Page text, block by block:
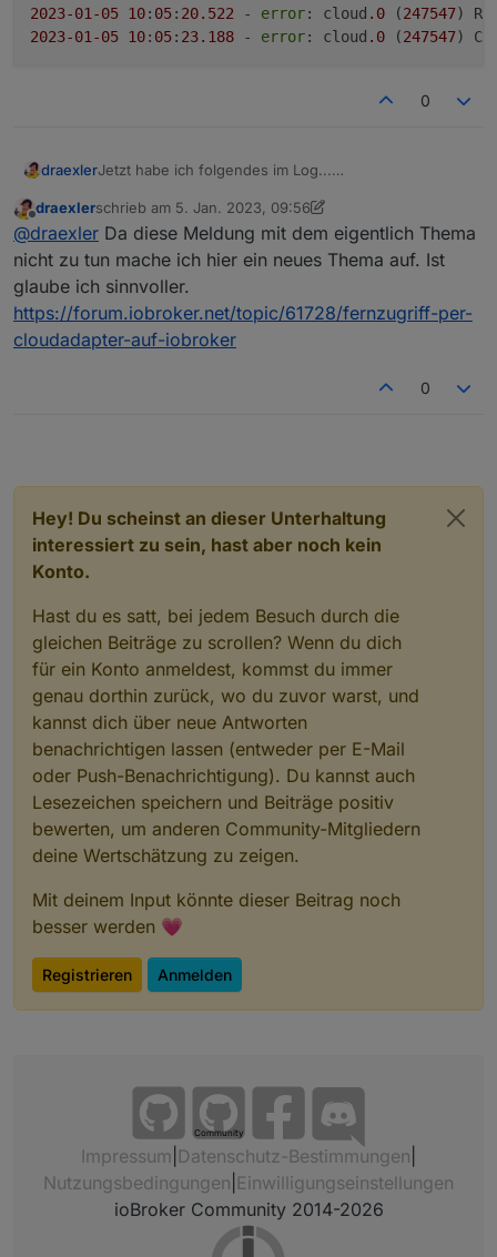
2023-01 -05 10: 05: 20.522 - error: cloud .0 (247547)
2023-01 -05 10: 05: 23.188 - error: cloud .0 (247547)
0
draexlerJetzt habe ich folgendes im Log...
2023-01-05 09:17:50.372 - error: cloud.0
2023-01-05 09:18:20.517 - error: cloud.0
2023-01-05 10:05:20.522 - error: cloud.0
Offline
draexlerschrieb am 5. Jan. 2023, 09:56
zuletzt editiert von draexler1. Mai 2023, 11:07
@draexler Da diese Meldung mit dem eigentlich Thema
nicht zu tun mache ich hier ein neues Thema auf. Ist
glaube ich sinnvoller.
https://forum.iobroker.net/topic/61728/fernzugriff-per-
cloudadapter-auf-iobroker
0
Hey! Du scheinst an dieser Unterhaltung
interessiert zu sein, hast aber noch kein
Konto.
Hast du es satt, bei jedem Besuch durch die
gleichen Beiträge zu scrollen? Wenn du dich
für ein Konto anmeldest, kommst du immer
genau dorthin zurück, wo du zuvor warst, und
kannst dich über neue Antworten
benachrichtigen lassen (entweder per E-Mail
oder Push-Benachrichtigung). Du kannst auch
Lesezeichen speichern und Beiträge positiv
bewerten, um anderen Community-Mitgliedern
deine Wertschätzung zu zeigen.
Mit deinem Input könnte dieser Beitrag noch
besser werden 💗
Registrieren Anmelden
Community
Impressum Datenschutz-Bestimmungen
Nutzungsbedingungen Einwilligungseinstellungen
ioBroker Community 2014-2026